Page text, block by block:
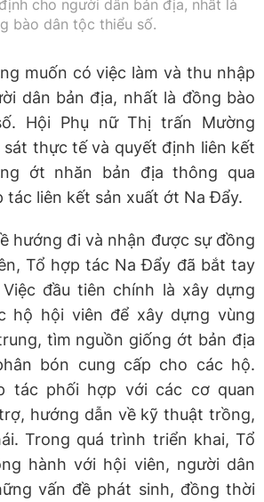
cho người dân bản địa, nhất là
bào dân tộc thiểu số.
muốn có việc làm và thu nhập
dân bản địa, nhất là đồng bào
Hội Phụ nữ Thị trấn Mường
sát thực tế và quyết định liên kết
ớt nhăn bản địa thông qua
tác liên kết sản xuất ớt Na Đẩy.
hướng đi và nhận được sự đồng
Tổ hợp tác Na Đẩy đã bắt tay
đầu tiên chính là xây dựng
hộ hội viên để xây dựng vùng
tìm nguồn giống ớt bản địa
bón cung cấp cho các hộ.
tác phối hợp với các cơ quan
hướng dẫn về kỹ thuật trồng,
Trong quá trình triển khai, Tổ
hành với hội viên, người dân
vấn đề phát sinh, đồng thời